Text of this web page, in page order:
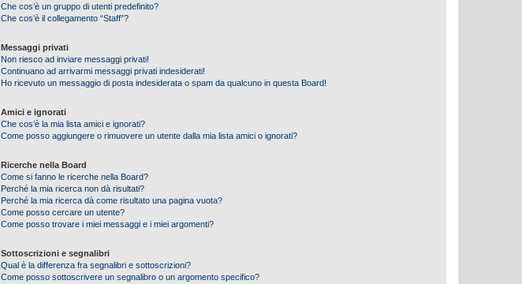
Che cos’è un gruppo di utenti predefinito?
Che cos’è il collegamento “Staff”?
Messaggi privati
Non riesco ad inviare messaggi privati!
Continuano ad arrivarmi messaggi privati indesiderati!
Ho ricevuto un messaggio di posta indesiderata o spam da qualcuno in questa Board!
Amici e ignorati
Che cos’è la mia lista amici e ignorati?
Come posso aggiungere o rimuovere un utente dalla mia lista amici o ignorati?
Ricerche nella Board
Come si fanno le ricerche nella Board?
Perché la mia ricerca non dà risultati?
Perché la mia ricerca dà come risultato una pagina vuota?
Come posso cercare un utente?
Come posso trovare i miei messaggi e i miei argomenti?
Sottoscrizioni e segnalibri
Qual è la differenza fra segnalibri e sottoscrizioni?
Come posso sottoscrivere un segnalibro o un argomento specifico?